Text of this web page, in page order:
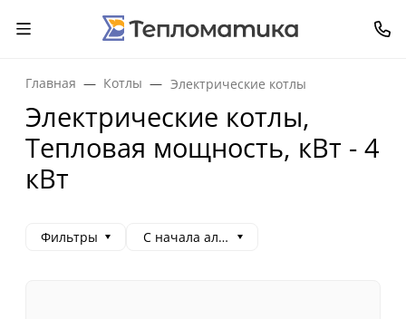
Главная Котлы Электрические котлы
Электрические котлы,
Тепловая мощность, кВт - 4
кВт
Фильтры С начала алфавита